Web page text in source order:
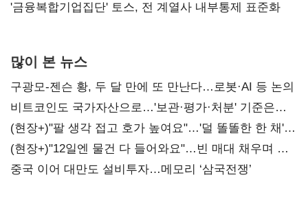
'금융복합기업집단' 토스, 전 계열사 내부통제 표준화
많이 본 뉴스
구광모-젠슨 황, 두 달 만에 또 만난다…로봇·AI 등 논의
비트코인도 국가자산으로…'보관·평가·처분' 기준은
숙제
(현장+)"팔 생각 접고 호가 높여요"…'덜 똘똘한 한 채'
20억 키맞추기
(현장+)"12일엔 물건 다 들어와요"…빈 매대 채우며 문
연 홈플러스
중국 이어 대만도 설비투자…메모리 ‘삼국전쟁’